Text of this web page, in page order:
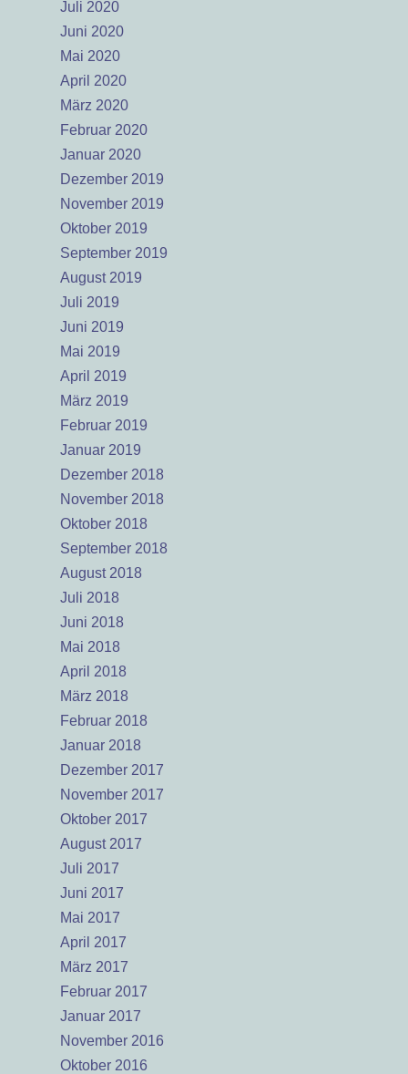
Juli 2020
Juni 2020
Mai 2020
April 2020
März 2020
Februar 2020
Januar 2020
Dezember 2019
November 2019
Oktober 2019
September 2019
August 2019
Juli 2019
Juni 2019
Mai 2019
April 2019
März 2019
Februar 2019
Januar 2019
Dezember 2018
November 2018
Oktober 2018
September 2018
August 2018
Juli 2018
Juni 2018
Mai 2018
April 2018
März 2018
Februar 2018
Januar 2018
Dezember 2017
November 2017
Oktober 2017
August 2017
Juli 2017
Juni 2017
Mai 2017
April 2017
März 2017
Februar 2017
Januar 2017
November 2016
Oktober 2016